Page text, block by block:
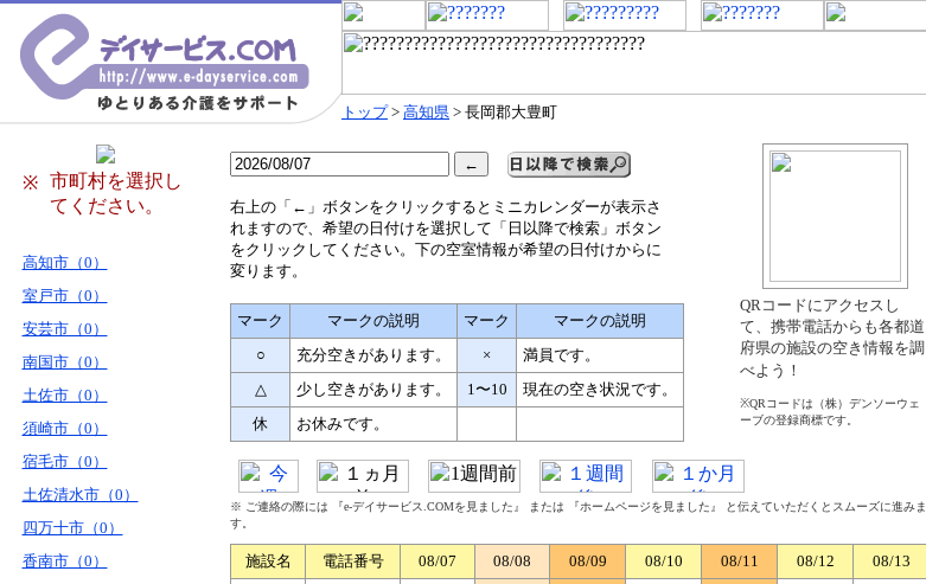
トップ> 高知県 > 長岡郡大豊町
※
市町村を選択し
てください。
高知市（0）
室戸市（0）
安芸市（0）
南国市（0）
土佐市（0）
須崎市（0）
宿毛市（0）
土佐清水市（0）
四万十市（0）
香南市（0）
右上の「←」ボタンをクリックするとミニカレンダーが表示さ
れますので、希望の日付けを選択して「日以降で検索」ボタン
をクリックしてください。下の空室情報が希望の日付けからに
変ります。
マーク マークの説明 マーク
マークの説明
○
充分空きがあります。 ×
満員です。
△
少し空きがあります。 1〜10
現在の空き状況です。
休
お休みです。
QRコードにアクセスし
て、携帯電話からも各都道
府県の施設の空き情報を調
べよう！
※QRコードは（株）デンソーウェ
ーブの登録商標です。
※ ご連絡の際には 『e-デイサービス.COMを見ました』 または 『ホームページを見ました』 と伝えていただくとスムーズに進みま
す。
施設名 電話番号 08/07 08/08 08/09 08/10 08/11 08/12
08/13